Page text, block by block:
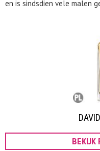
en is sindsdien vele malen
BEKIJK